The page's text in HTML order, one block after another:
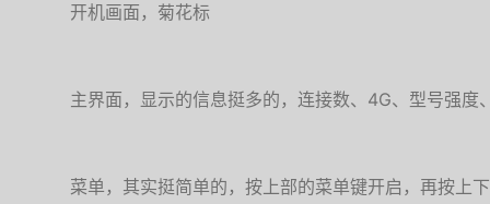
开机画面，菊花标
主界面，显示的信息挺多的，连接数、4G、型号强度
菜单，其实挺简单的，按上部的菜单键开启，再按上